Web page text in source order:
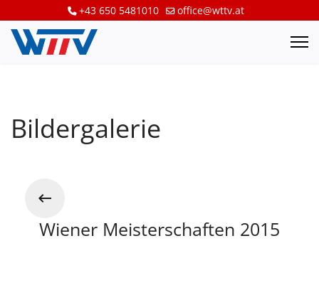
+43 650 5481010 office@wttv.at
Bildergalerie
Wiener Meisterschaften 2015